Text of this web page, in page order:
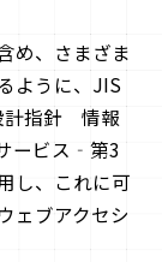
め、さまざま
ように、JIS
計指針 情報
ービス‐第3
し、これに可
ェブアクセシ